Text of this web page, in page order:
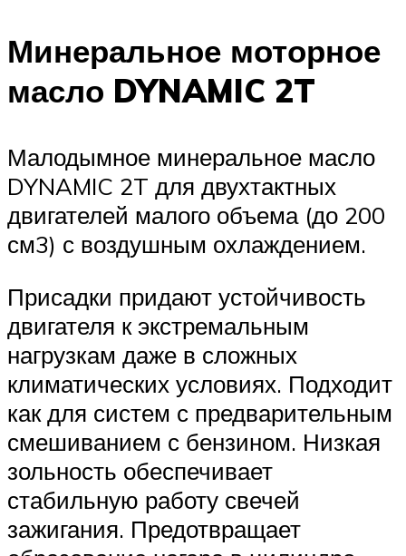
Минеральное моторное
масло DYNAMIC 2T
Малодымное минеральное масло
DYNAMIC 2T для двухтактных
двигателей малого объема (до 200
см3) с воздушным охлаждением.
Присадки придают устойчивость
двигателя к экстремальным
нагрузкам даже в сложных
климатических условиях. Подходит
как для систем с предварительным
смешиванием с бензином. Низкая
зольность обеспечивает
стабильную работу свечей
зажигания. Предотвращает